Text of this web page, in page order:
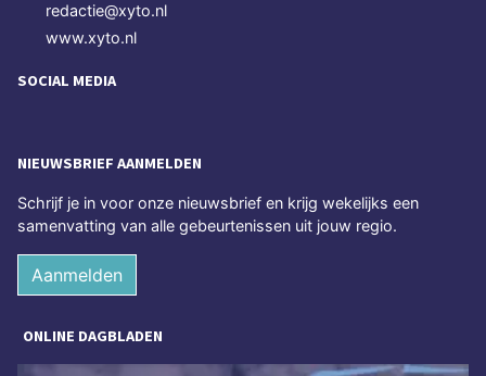
redactie@xyto.nl
www.xyto.nl
SOCIAL MEDIA
NIEUWSBRIEF AANMELDEN
Schrijf je in voor onze nieuwsbrief en krijg wekelijks een
samenvatting van alle gebeurtenissen uit jouw regio.
Aanmelden
ONLINE DAGBLADEN